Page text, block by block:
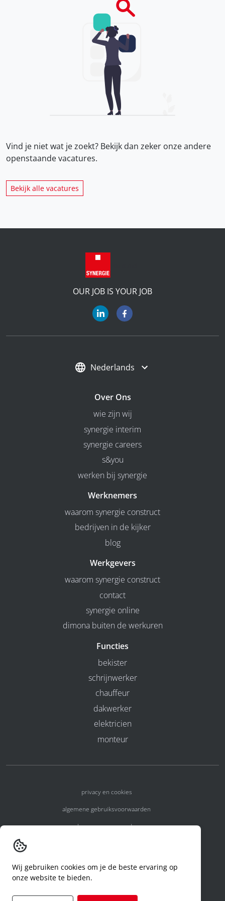
Vind je niet wat je zoekt? Bekijk dan zeker onzeandere
openstaande vacatures.
Bekijk alle vacatures
OUR JOB IS YOUR JOB
Nederlands
Over Ons
wie zijn wij
synergie interim
synergie careers
s&you
werken bij synergie
Werknemers
waarom synergie construct
bedrijven in de kijker
blog
Werkgevers
waarom synergie construct
contact
synergie online
dimona buiten de werkuren
Functies
bekister
schrijnwerker
chauffeur
dakwerker
elektricien
monteur
privacy en cookies
algemene gebruiksvoorwaarden
algemene voorwaarden
code of conduct
aanvraag rechten ivm privacy
Wij gebruiken cookies om je de beste ervaring op
onze website te bieden.